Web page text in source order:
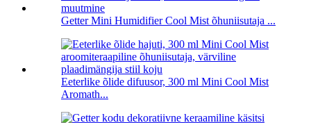
Getter Mini Humidifier Cool Mist õhuniisutaja ...
Eeterlike õlide difuusor, 300 ml Mini Cool Mist
Aromath...